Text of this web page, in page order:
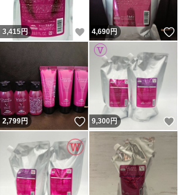
3,415円 いいね！
4,690円
2,799円 いいね！
9,300円